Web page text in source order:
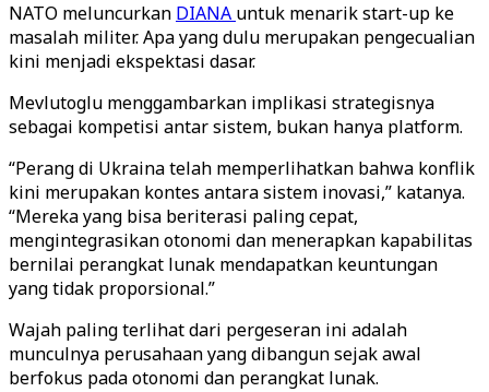
NATO meluncurkan DIANA untuk menarik start-up ke
masalah militer. Apa yang dulu merupakan pengecualian
kini menjadi ekspektasi dasar.
Mevlutoglu menggambarkan implikasi strategisnya
sebagai kompetisi antar sistem, bukan hanya platform.
“Perang di Ukraina telah memperlihatkan bahwa konflik
kini merupakan kontes antara sistem inovasi,” katanya.
“Mereka yang bisa beriterasi paling cepat,
mengintegrasikan otonomi dan menerapkan kapabilitas
bernilai perangkat lunak mendapatkan keuntungan
yang tidak proporsional.”
Wajah paling terlihat dari pergeseran ini adalah
munculnya perusahaan yang dibangun sejak awal
berfokus pada otonomi dan perangkat lunak.